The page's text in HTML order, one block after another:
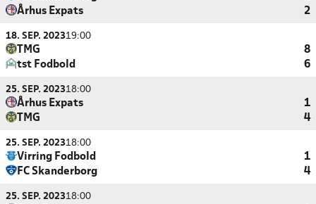
Århus Expats
2
18. SEP. 202319:00
TMG
8
tst Fodbold
6
25. SEP. 202318:00
Århus Expats
1
TMG
4
25. SEP. 202318:00
Virring Fodbold
1
FC Skanderborg
4
25. SEP. 202318:00